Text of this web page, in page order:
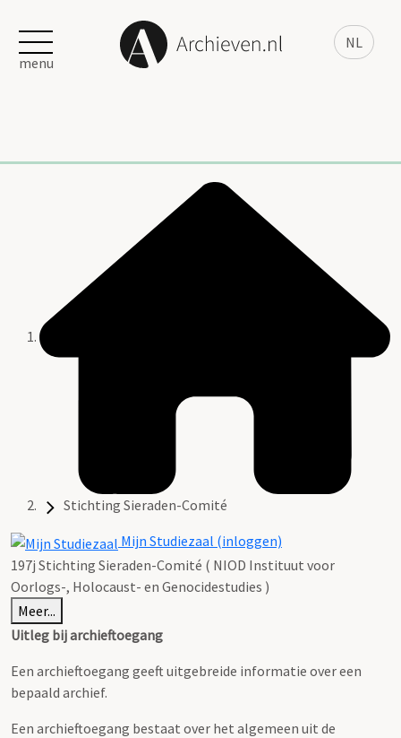
NL
menu
Stichting Sieraden-Comité
Mijn Studiezaal (inloggen)
197j Stichting Sieraden-Comité ( NIOD Instituut voor
Oorlogs-, Holocaust- en Genocidestudies )
Meer...
Uitleg bij archieftoegang
Een archieftoegang geeft uitgebreide informatie over een
bepaald archief.
Een archieftoegang bestaat over het algemeen uit de